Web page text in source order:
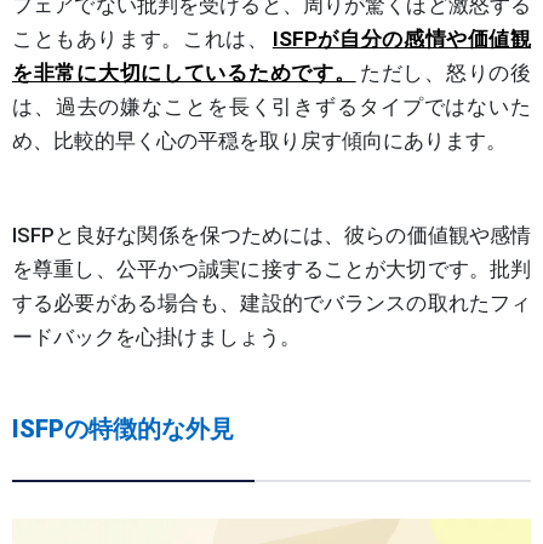
フェアでない批判を受けると、周りが驚くほど激怒する
こともあります。これは、
ISFPが自分の感情や価値観
を非常に大切にしているためです。
ただし、怒りの後
は、過去の嫌なことを長く引きずるタイプではないた
め、比較的早く心の平穏を取り戻す傾向にあります。
ISFPと良好な関係を保つためには、彼らの価値観や感情
を尊重し、公平かつ誠実に接することが大切です。批判
する必要がある場合も、建設的でバランスの取れたフィ
ードバックを心掛けましょう。
ISFPの特徴的な外見